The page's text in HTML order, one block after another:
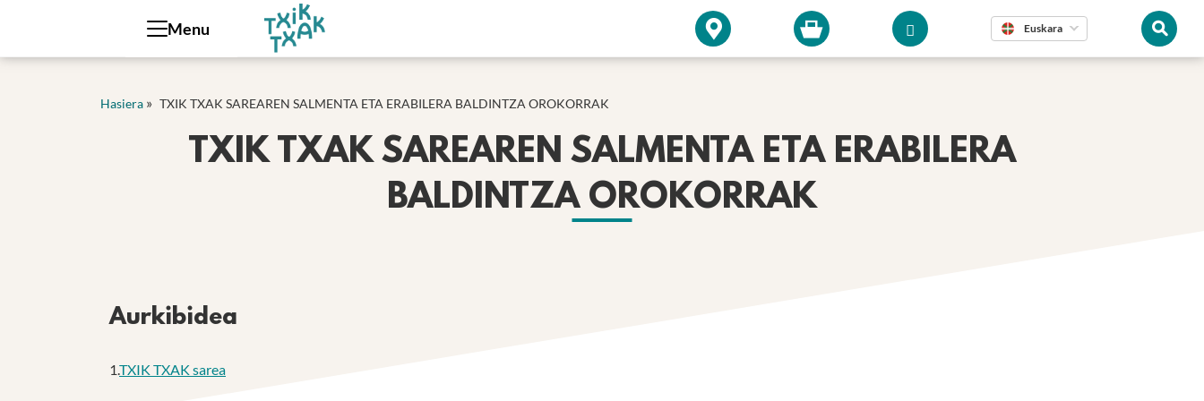
Menu Euskara
Hasiera » TXIK TXAK SAREAREN SALMENTA ETA ERABILERA BALDINTZA OROKORRAK
TXIK TXAK SAREAREN SALMENTA ETA ERABILERA
BALDINTZA OROKORRAK
Aurkibidea
1.TXIK TXAK sarea